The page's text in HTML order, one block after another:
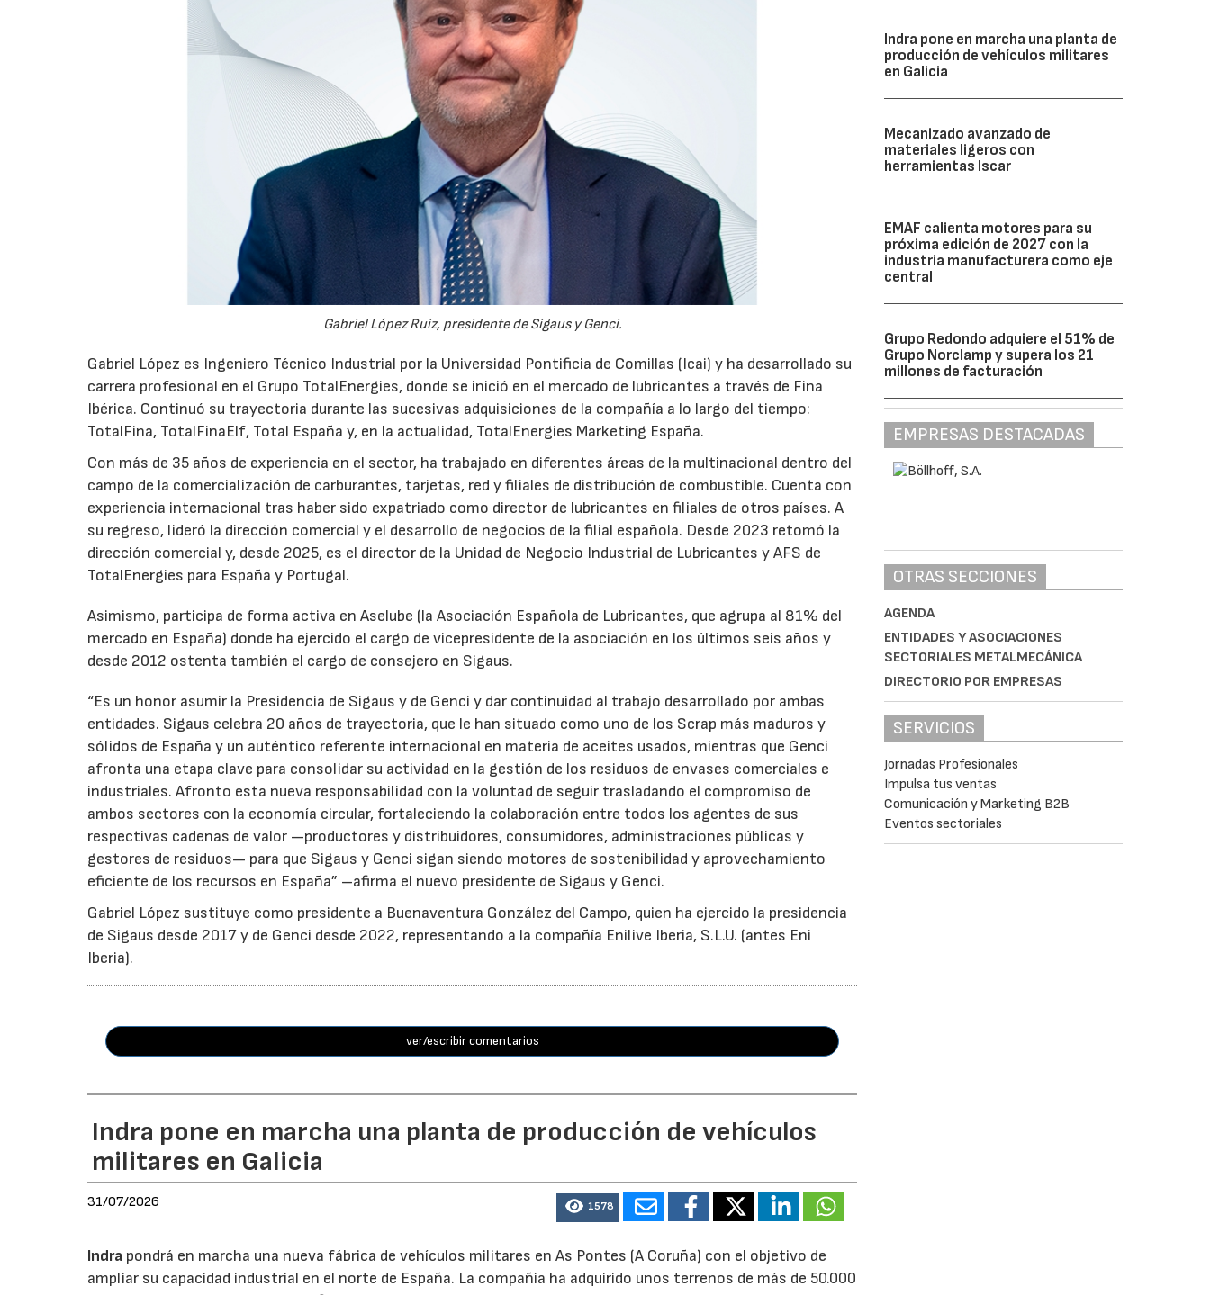
Gabriel López Ruiz, presidente de Sigaus y Genci.
Gabriel López es Ingeniero Técnico Industrial por la Universidad Pontificia de Comillas (Icai) y ha desarrollado su
carrera profesional en el Grupo TotalEnergies, donde se inició en el mercado de lubricantes a través de Fina
Ibérica. Continuó su trayectoria durante las sucesivas adquisiciones de la compañía a lo largo del tiempo:
TotalFina, TotalFinaElf, Total España y, en la actualidad, TotalEnergies Marketing España.
Con más de 35 años de experiencia en el sector, ha trabajado en diferentes áreas de la multinacional dentro del
campo de la comercialización de carburantes, tarjetas, red y filiales de distribución de combustible. Cuenta con
experiencia internacional tras haber sido expatriado como director de lubricantes en filiales de otros países. A
su regreso, lideró la dirección comercial y el desarrollo de negocios de la filial española. Desde 2023 retomó la
dirección comercial y, desde 2025, es el director de la Unidad de Negocio Industrial de Lubricantes y AFS de
TotalEnergies para España y Portugal.
Asimismo, participa de forma activa en Aselube (la Asociación Española de Lubricantes, que agrupa al 81% del
mercado en España) donde ha ejercido el cargo de vicepresidente de la asociación en los últimos seis años y
desde 2012 ostenta también el cargo de consejero en Sigaus.
“Es un honor asumir la Presidencia de Sigaus y de Genci y dar continuidad al trabajo desarrollado por ambas
entidades. Sigaus celebra 20 años de trayectoria, que le han situado como uno de los Scrap más maduros y
sólidos de España y un auténtico referente internacional en materia de aceites usados, mientras que Genci
afronta una etapa clave para consolidar su actividad en la gestión de los residuos de envases comerciales e
industriales. Afronto esta nueva responsabilidad con la voluntad de seguir trasladando el compromiso de
ambos sectores con la economía circular, fortaleciendo la colaboración entre todos los agentes de sus
respectivas cadenas de valor —productores y distribuidores, consumidores, administraciones públicas y
gestores de residuos— para que Sigaus y Genci sigan siendo motores de sostenibilidad y aprovechamiento
eficiente de los recursos en España” –afirma el nuevo presidente de Sigaus y Genci.
Gabriel López sustituye como presidente a Buenaventura González del Campo, quien ha ejercido la presidencia
de Sigaus desde 2017 y de Genci desde 2022, representando a la compañía Enilive Iberia, S.L.U. (antes Eni
Iberia).
ver/escribir comentarios
Indra pone en marcha una planta de producción de vehículos
militares en Galicia
31/07/2026 1578
Indra pondrá en marcha una nueva fábrica de vehículos militares en As Pontes (A Coruña) con el objetivo de
ampliar su capacidad industrial en el norte de España. La compañía ha adquirido unos terrenos de más de 50.000
Indra pone en marcha una planta de
producción de vehículos militares
en Galicia
Mecanizado avanzado de
materiales ligeros con
herramientas Iscar
EMAF calienta motores para su
próxima edición de 2027 con la
industria manufacturera como eje
central
Grupo Redondo adquiere el 51% de
Grupo Norclamp y supera los 21
millones de facturación
EMPRESAS DESTACADAS
OTRAS SECCIONES
AGENDA
ENTIDADES Y ASOCIACIONES
SECTORIALES METALMECÁNICA
DIRECTORIO POR EMPRESAS
SERVICIOS
Jornadas Profesionales
Impulsa tus ventas
Comunicación y Marketing B2B
Eventos sectoriales